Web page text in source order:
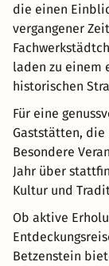
die einen
vergangener
laden zu einem
historischen
Für eine
Gaststätten,
Besondere
Jahr über
Kultur und
Ob aktive
Betzenstein